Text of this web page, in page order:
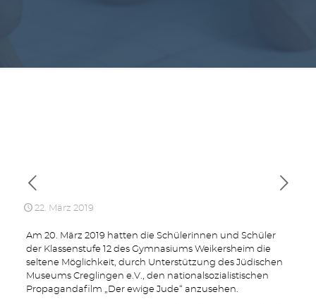
22. März 2019
Am 20. März 2019 hatten die Schülerinnen und Schüler
der Klassenstufe 12 des Gymnasiums Weikersheim die
seltene Möglichkeit, durch Unterstützung des Jüdischen
Museums Creglingen e.V., den nationalsozialistischen
Propagandafilm „Der ewige Jude“ anzusehen.